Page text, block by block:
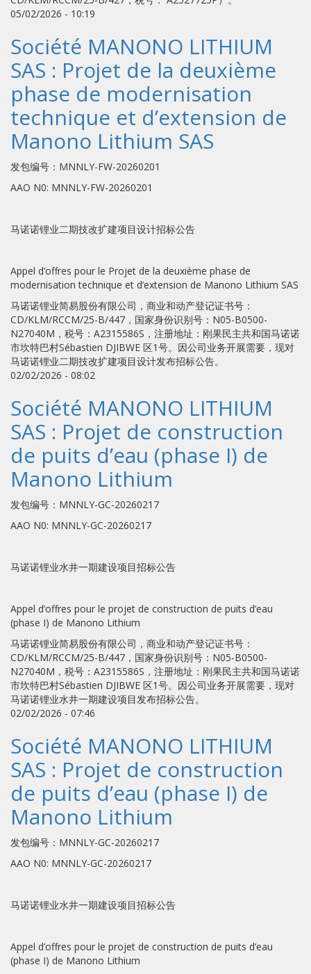
05/02/2026 - 10:19
Société MANONO LITHIUM
SAS : Projet de la deuxième
phase de modernisation
technique et d’extension de
Manono Lithium SAS
发包编号：MNNLY-FW-20260201
AAO N0: MNNLY-FW-20260201
马诺诺锂业二期技改扩建项目设计招标公告
Appel d’offres pour le Projet de la deuxième phase de
modernisation technique et d’extension de Manono Lithium SAS
马诺诺锂业简易股份有限公司，商业和动产登记证书号：
CD/KLM/RCCM/25-B/447，国家身份识别号：N05-B0500-
N27040M，税号：A2315586S，注册地址：刚果民主共和国马诺诺
市坎特巴村Sébastien DJIBWE 区1号。因公司业务开展需要，现对
马诺诺锂业二期技改扩建项目设计发布招标公告。
02/02/2026 - 08:02
Société MANONO LITHIUM
SAS : Projet de construction
de puits d’eau (phase I) de
Manono Lithium
发包编号：MNNLY-GC-20260217
AAO N0: MNNLY-GC-20260217
马诺诺锂业水井一期建设项目招标公告
Appel d’offres pour le projet de construction de puits d’eau
(phase I) de Manono Lithium
马诺诺锂业简易股份有限公司，商业和动产登记证书号：
CD/KLM/RCCM/25-B/447，国家身份识别号：N05-B0500-
N27040M，税号：A2315586S，注册地址：刚果民主共和国马诺诺
市坎特巴村Sébastien DJIBWE 区1号。因公司业务开展需要，现对
马诺诺锂业水井一期建设项目发布招标公告。
02/02/2026 - 07:46
Société MANONO LITHIUM
SAS : Projet de construction
de puits d’eau (phase I) de
Manono Lithium
发包编号：MNNLY-GC-20260217
AAO N0: MNNLY-GC-20260217
马诺诺锂业水井一期建设项目招标公告
Appel d’offres pour le projet de construction de puits d’eau
(phase I) de Manono Lithium